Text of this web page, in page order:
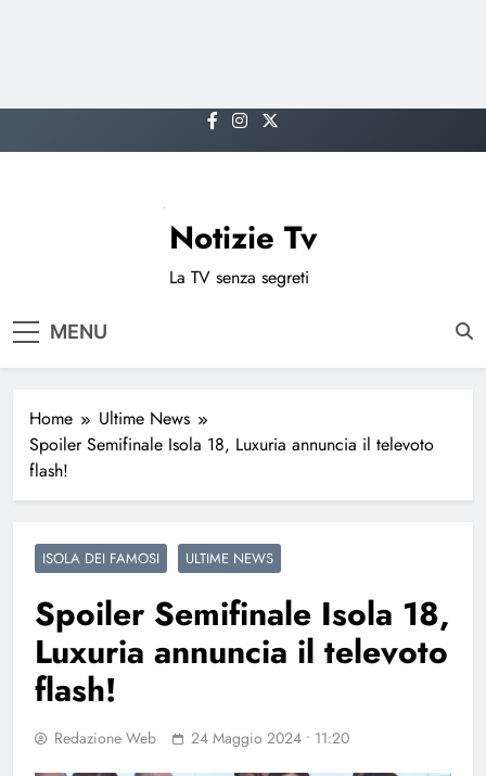
to
Notizie Tv
La TV senza segreti
MENU
Home
Ultime News
Spoiler Semifinale Isola 18, Luxuria annuncia il televoto
flash!
ISOLA DEI FAMOSI ULTIME NEWS
Spoiler Semifinale Isola 18,
Luxuria annuncia il televoto
flash!
Redazione Web 24 Maggio 2024 • 11:20